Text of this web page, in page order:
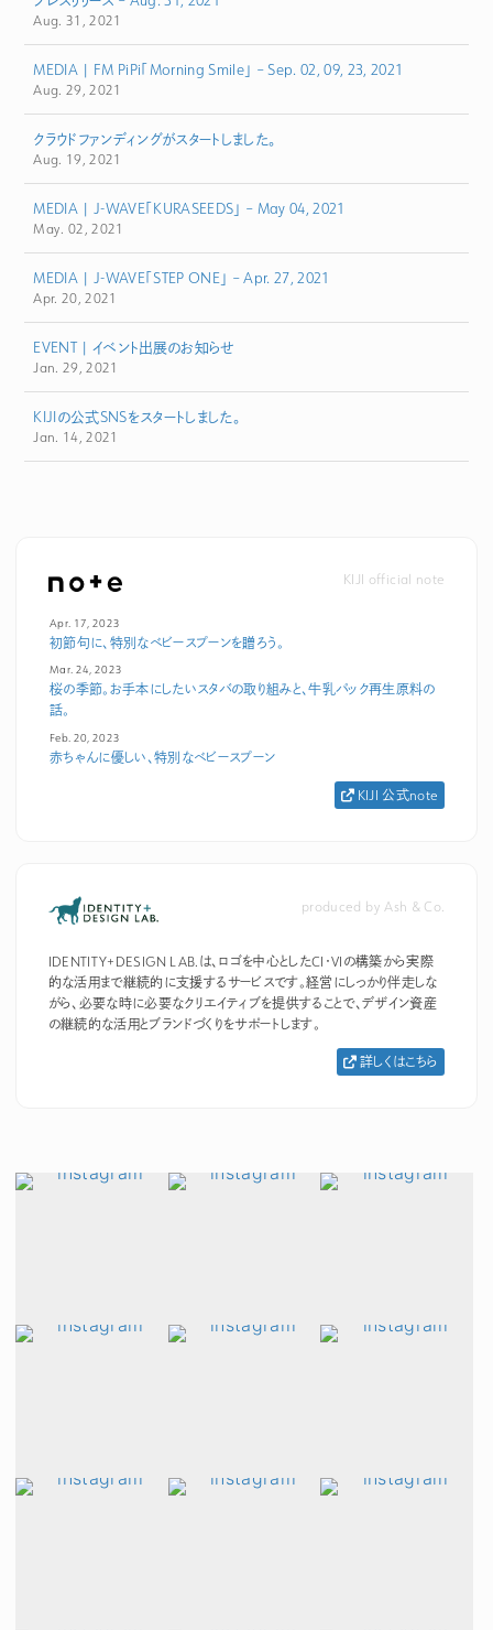
Aug. 31, 2021
MEDIA | FM PiPi「Morning Smile」 – Sep. 02, 09, 23, 2021
Aug. 29, 2021
クラウドファンディングがスタートしました。
Aug. 19, 2021
MEDIA | J-WAVE「KURASEEDS」 – May 04, 2021
May. 02, 2021
MEDIA | J-WAVE「STEP ONE」 – Apr. 27, 2021
Apr. 20, 2021
EVENT | イベント出展のお知らせ
Jan. 29, 2021
KIJIの公式SNSをスタートしました。
Jan. 14, 2021
KIJI official note
Apr. 17, 2023
初節句に、特別なベビースプーンを贈ろう。
Mar. 24, 2023
桜の季節。お手本にしたいスタバの取り組みと、牛乳パック再生原料の
話。
Feb. 20, 2023
赤ちゃんに優しい、特別なベビースプーン
KIJI 公式note
produced by Ash & Co.
IDENTITY+DESIGN LAB.は、ロゴを中心としたCI・VIの構築から実際
的な活用まで継続的に支援するサービスです。経営にしっかり伴走しな
がら、必要な時に必要なクリエイティブを提供することで、デザイン資産
の継続的な活用とブランドづくりをサポートします。
詳しくはこちら